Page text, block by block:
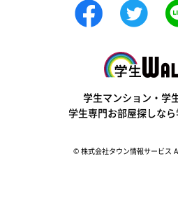
学生マンション・学
学生専門お部屋探しな
© 株式会社タウン情報サービス